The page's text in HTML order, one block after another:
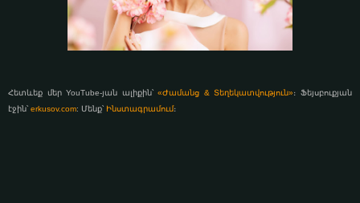
Հետևեք մեր YouTube-յան ալիքին՝«Ժամանց & Տեղեկատվություն»։ Ֆեյսբուքյան
էջին՝ erkusov.com: Մենք՝ Ինստագրամում։